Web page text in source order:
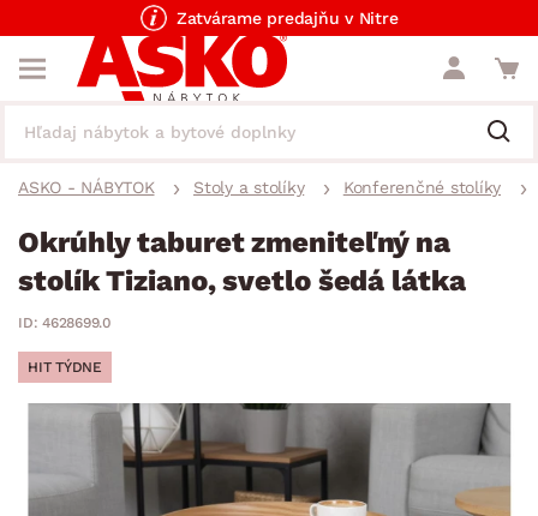
Zatvárame predajňu v Nitre
ASKO - NÁBYTOK Stoly a stolíky Konferenčné stolíky
Okrúhly taburet zmeniteľný na
stolík Tiziano, svetlo šedá látka
ID: 4628699.0
HIT TÝDNE